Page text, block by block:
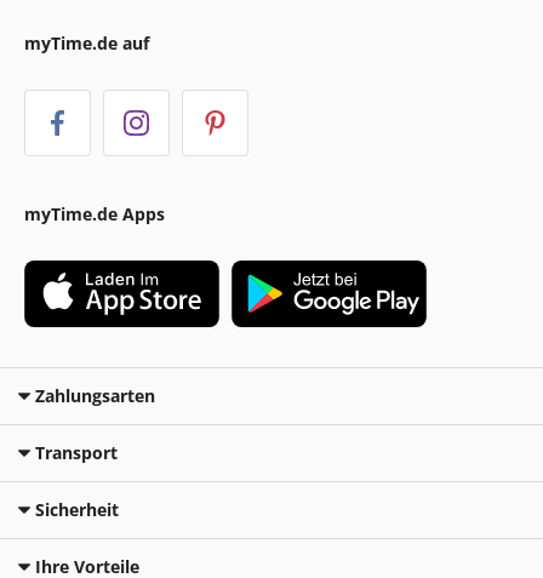
myTime.de auf
myTime.de Apps
Zahlungsarten
Transport
Sicherheit
Ihre Vorteile